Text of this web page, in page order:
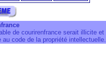
de courirenfrance serait illicite et
code de la propriété intellectuelle.